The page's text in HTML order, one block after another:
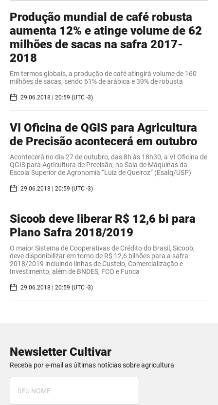
Produção mundial de café robusta
aumenta 12% e atinge volume de 62
milhões de sacas na safra 2017-
2018
Em termos globais, a produção de café atingirá volume de 160
milhões de sacas, sendo 61% de arábica e 39% de robusta
29.06.2018 | 20:59 (UTC -3)
VI Oficina de QGIS para Agricultura
de Precisão acontecerá em outubro
Acontecerá no dia 27 de outubro, das 8h às 18h30, a VI Oficina de
QGIS para Agricultura de Precisão, na Sala de Máquinas da
Escola Superior de Agronomia “Luiz de Queiroz” (Esalq/USP)
29.06.2018 | 20:59 (UTC -3)
Sicoob deve liberar R$ 12,6 bi para
Plano Safra 2018/2019
O maior Sistema de Cooperativas de Crédito do Brasil, Sicoob,
deve disponibilizar em torno de R$ 12,6 bilhões para a safra
2018/2019 incluindo linhas de Custeio, Comercialização e
Investimento, além de BNDES, FCO e Funca
29.06.2018 | 20:59 (UTC -3)
Newsletter Cultivar
Receba por e-mail as últimas notícias sobre agricultura